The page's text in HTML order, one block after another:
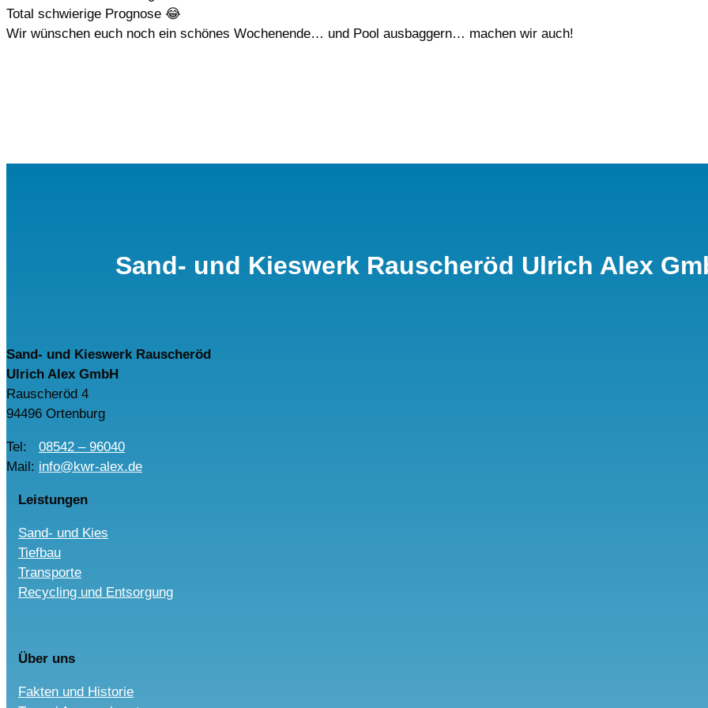
Total schwierige Prognose 😂
Wir wünschen euch noch ein schönes Wochenende… und Pool ausbaggern… machen wir auch!
Sand- und Kieswerk Rauscheröd Ulrich Alex
Sand- und Kieswerk Rauscheröd
Ulrich Alex GmbH
Rauscheröd 4
94496 Ortenburg
Tel: 08542 – 96040
Mail: info@kwr-alex.de
Leistungen
Sand- und Kies
Tiefbau
Transporte
Recycling und Entsorgung
Über uns
Fakten und Historie